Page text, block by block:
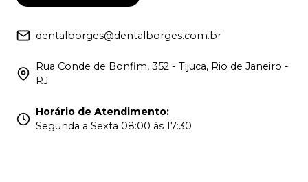
dentalborges@dentalborges.com.br
Rua Conde de Bonfim, 352 - Tijuca, Rio de Janeiro -
RJ
Horário de Atendimento:
Segunda a Sexta 08:00 às 17:30